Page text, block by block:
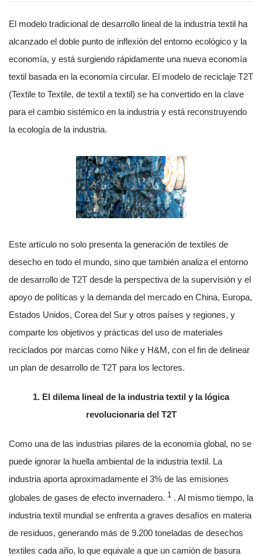
El modelo tradicional de desarrollo lineal de la industria textil ha
alcanzado el doble punto de inflexión del entorno ecológico y la
economía, y está surgiendo rápidamente una nueva economía
textil basada en la economía circular. El modelo de reciclaje T2T
(Textile to Textile, de textil a textil) se ha convertido en la clave
para el cambio sistémico en la industria y está reconstruyendo
la ecología de la industria.
Este artículo no solo presenta la generación de textiles de
desecho en todo el mundo, sino que también analiza el entorno
de desarrollo de T2T desde la perspectiva de la supervisión y el
apoyo de políticas y la demanda del mercado en China, Europa,
Estados Unidos, Corea del Sur y otros países y regiones, y
comparte los objetivos y prácticas del uso de materiales
reciclados por marcas como Nike y H&M, con el fin de delinear
un plan de desarrollo de T2T para los lectores.
1. El dilema lineal de la industria textil y la lógica
revolucionaria del T2T
Como una de las industrias pilares de la economía global, no se
puede ignorar la huella ambiental de la industria textil. La
industria aporta aproximadamente el 3% de las emisiones
globales de gases de efecto invernadero. 1 . Al mismo tiempo, la
industria textil mundial se enfrenta a graves desafíos en materia
de residuos, generando más de 9.200 toneladas de desechos
textiles cada año, lo que equivale a que un camión de basura